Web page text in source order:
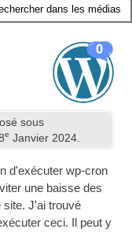
0
sous
e Janvier 2024.
d'exécuter wp-cron
une baisse des
site. J'ai trouvé
ceci. Il peut y